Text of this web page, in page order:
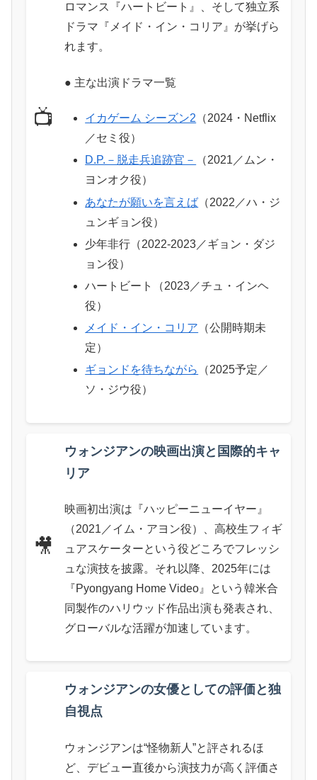
📺
ロマンス『ハートビート』、そして独立系
ドラマ『メイド・イン・コリア』が挙げら
れます。
● 主な出演ドラマ一覧
イカゲーム シーズン2 （2024・Netflix
／セミ役）
D.P.－脱走兵追跡官－
（2021／ムン・
ヨンオク役）
あなたが願いを言えば （2022／ハ・ジ
ュンギョン役）
少年非行（2022-2023／ギョン・ダジ
ョン役）
ハートビート（2023／チュ・インヘ
役）
メイド・イン・コリア （公開時期未
定）
ギョンドを待ちながら
（2025予定／
ソ・ジウ役）
🎥
ウォンジアンの映画出演と国際的キャ
リア
映画初出演は『ハッピーニューイヤー』
（2021／イム・アヨン役）、高校生フィギ
ュアスケーターという役どころでフレッシ
ュな演技を披露。それ以降、2025年には
『Pyongyang Home Video』という韓米合
同製作のハリウッド作品出演も発表され、
グローバルな活躍が加速しています。
ウォンジアンの女優としての評価と独
自視点
ウォンジアンは“怪物新人”と評されるほ
ど、デビュー直後から演技力が高く評価さ